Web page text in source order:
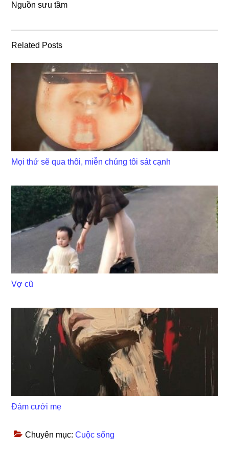
Nguồn ѕưu tầm
Related Posts
Mọi thứ sẽ qua thôi, miễn chúng tôi sát cạnh
Vợ cũ
Đám cưới mẹ
Chuyên mục:Cuộc sống